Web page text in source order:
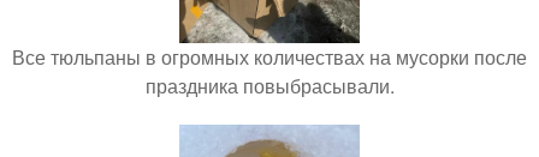
Все тюльпаны в огромных количествах на мусорки после
праздника повыбрасывали.